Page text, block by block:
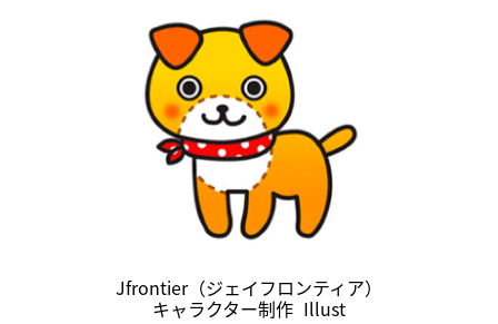
Jfrontier（ジェイフロンティア）
キャラクター制作 Illust